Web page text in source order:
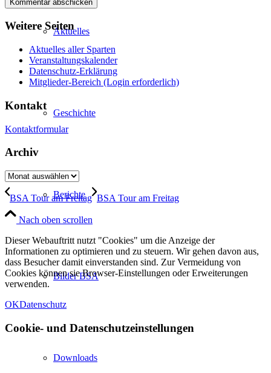
Aktuelles
Geschichte
Berichte
Bilder BSA
Downloads
Weitere Seiten
Aktuelles aller Sparten
Veranstaltungskalender
Datenschutz-Erklärung
Mitglieder-Bereich (Login erforderlich)
Kontakt
Kontaktformular
Archiv
BSA Tour am Freitag BSA Tour am Freitag
Nach oben scrollen
Dieser Webauftritt nutzt "Cookies" um die Anzeige der
Informationen zu optimieren und zu steuern. Wir gehen davon aus,
dass Besucher damit einverstanden sind. Zur Vermeidung von
Cookies können sie Browser-Einstellungen oder Erweiterungen
verwenden.
OKDatenschutz
Cookie- und Datenschutzeinstellungen